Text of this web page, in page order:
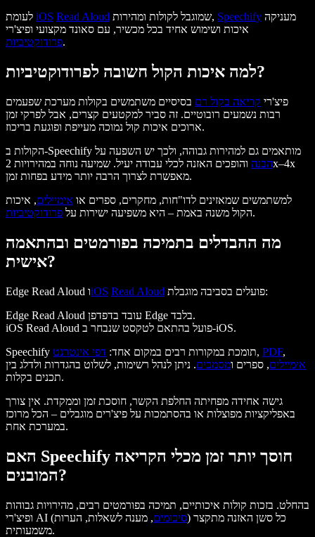
iOS Read Aloud שמוגבל לקולות ומהירות, Speechify
איכות ושימוש אחיד בכל מכשיר, עם סאונד מקצועי ופיצ'רי
פרודוקטיביות.
למה איכות הקול חשובה לפרודוקטיביות?
פיצ'רי קריאה בקול רם בסיסיים משתמשים בקולות מערכת שפעמים
רבות נשמעים רובוטיים. זה סביר למקטעים קצרים, אבל לפרקי זמן
ארוכים איכות קול נמוכה מעייפת ופוגעת בריכוז.
הקולות ב-Speechify מותאמים גם למהירות גבוהה, ולכך יש השפעה על
הבנה
והופכים האזנה לכלי עבודה יעיל. שמיעה נוחה במהירויות 2x–4x
מאפשרת לצרוך הרבה יותר מידע בפחות זמן.
למשתמשים שמאזינים לדו"חות, מחקרים, ספרים או אימיילים, איכות
הקול משנה באמת – היא משפיעה ישירות על פרודוקטיביות .
מה ההבדלים בתמיכה בפורמטים ובהתאמה
אישית?
Edge Read Aloud וiOS Read Aloud
פועלים בסביבה מוגבלת:
Edge Read Aloud עובד בדפדפן Edge בלבד.
iOS Read Aloud פועל בהתאם לטקסט שנבחר ב-iOS.
Speechify תומכת במקורות רבים במקום אחד: דפי אינטרנט , PDF,
אימיילים, ספרים ומסמכים. ניתן לנהל רשימות, לשלוט בהגדרות ולדלג בין
תכנים בקלות.
גישה אחידה מפחיתה החלפת הקשר, חוסכת זמן וממקדת. אין צורך
באפליקציות מפוצלות או בהסתמכות על פיצ'רים מוגבלים – הכל מרוכז
במערכת אחת.
האם Speechify חוסך יותר זמן מכלי הקריאה
המובנים?
בהחלט. בזכות קולות איכותיים, תמיכה בפורמטים רבים, מהירויות גבוהות
ופיצ'רי AI (
סיכומים, מענה לשאלות, הערות) כל סשן האזנה מתקצר
משמעותית.